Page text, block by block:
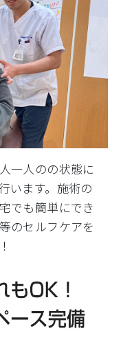
一人のの状態に
います。施術の
でも簡単にでき
のセルフケアを